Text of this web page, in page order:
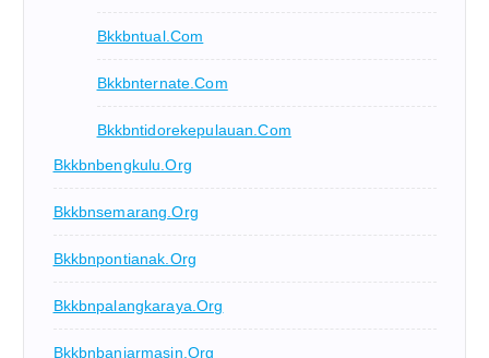
Bkkbntual.com
Bkkbnternate.com
Bkkbntidorekepulauan.com
Bkkbnbengkulu.org
Bkkbnsemarang.org
Bkkbnpontianak.org
Bkkbnpalangkaraya.org
Bkkbnbanjarmasin.org